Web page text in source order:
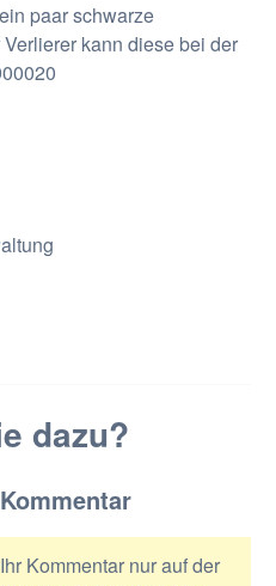
paar schwarze
kann diese bei der
dazu?
Kommentar nur auf der